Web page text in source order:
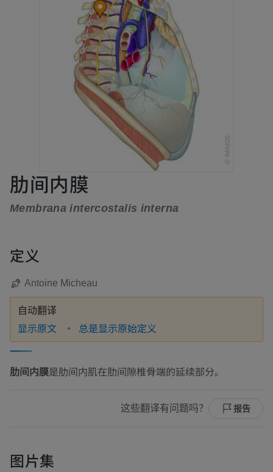
肋间内膜
Membrana intercostalis interna
定义
Antoine Micheau
自动翻译
显示原文 总是显示原始定义
肋间内膜是肋间内肌在肋间隙椎骨端的延续部分。
这些翻译有问题吗？ 报告
图片集